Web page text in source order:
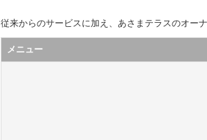
従来からのサービスに加え、あさまテラスのオー
メニュー